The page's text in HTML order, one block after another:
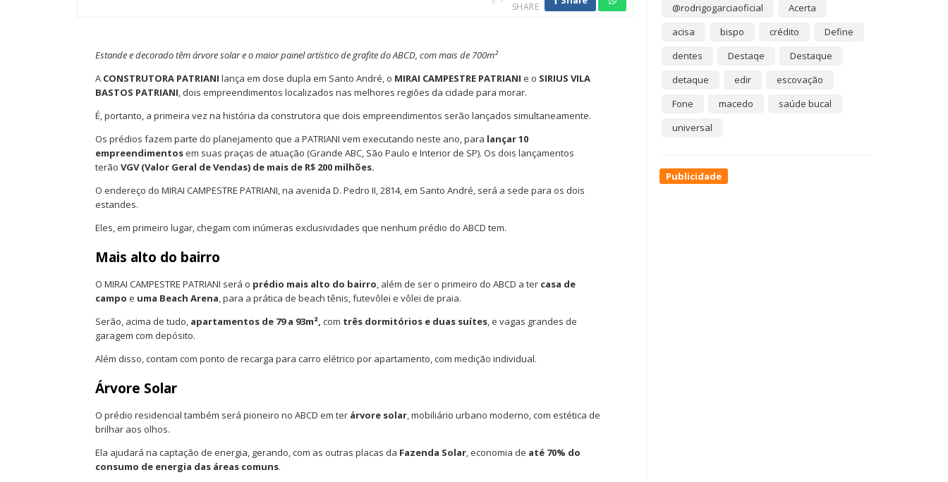
SHARE
Estande e decorado têm árvore solar e o maior painel artístico de grafite do ABCD, com mais de 700m²
A CONSTRUTORA PATRIANI lança em dose dupla em Santo André, o MIRAI CAMPESTRE PATRIANI e o SIRIUS VILA
BASTOS PATRIANI, dois empreendimentos localizados nas melhores regiões da cidade para morar.
É, portanto, a primeira vez na história da construtora que dois empreendimentos serão lançados simultaneamente.
Os prédios fazem parte do planejamento que a PATRIANI vem executando neste ano, para lançar 10
empreendimentosem suas praças de atuação (Grande ABC, São Paulo e Interior de SP). Os dois lançamentos
terão VGV (Valor Geral de Vendas) de mais de R$ 200 milhões.
O endereço do MIRAI CAMPESTRE PATRIANI, na avenida D. Pedro II, 2814, em Santo André, será a sede para os dois
estandes.
Eles, em primeiro lugar, chegam com inúmeras exclusividades que nenhum prédio do ABCD tem.
Mais alto do bairro
O MIRAI CAMPESTRE PATRIANI será o prédio mais alto do bairro, além de ser o primeiro do ABCD a ter casa de
campo e uma Beach Arena, para a prática de beach tênis, futevôlei e vôlei de praia.
Serão, acima de tudo, apartamentos de 79 a 93m², com três dormitórios e duas suítes, e vagas grandes de
garagem com depósito.
Além disso, contam com ponto de recarga para carro elétrico por apartamento, com medição individual.
Árvore Solar
O prédio residencial também será pioneiro no ABCD em ter árvore solar, mobiliário urbano moderno, com estética de
brilhar aos olhos.
Ela ajudará na captação de energia, gerando, com as outras placas da Fazenda Solar, economia de até 70% do
consumo de energia das áreas comuns.
@rodrigogarciaoficial
Acerta
acisa
bispo crédito
Define
dentes
Destaqe
Destaque
detaque
edir
escovação
Fone
macedo
saúde bucal
universal
Publicidade